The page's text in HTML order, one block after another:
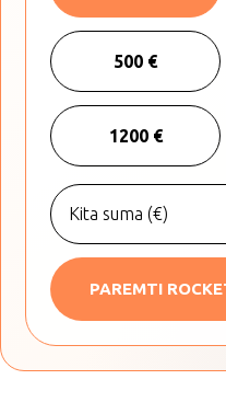
500 €
1200 €
PAREMTI